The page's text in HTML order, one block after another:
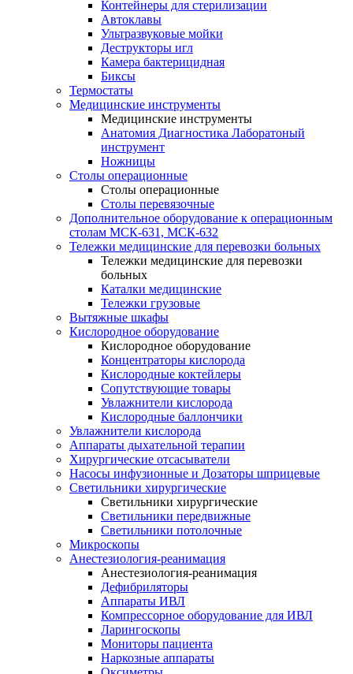
Контейнеры для стерилизации
Автоклавы
Ультразвуковые мойки
Деструкторы игл
Камера бактерицидная
Биксы
Термостаты
Медицинские инструменты
Медицинские инструменты
Анатомия Диагностика Лаборатоный
инструмент
Ножницы
Столы операционные
Столы операционные
Столы перевязочные
Дополнительное оборудование к операционным
столам МСК-631, МСК-632
Тележки медицинские для перевозки больных
Тележки медицинские для перевозки
больных
Каталки медицинские
Тележки грузовые
Вытяжные шкафы
Кислородное оборудование
Кислородное оборудование
Концентраторы кислорода
Кислородные коктейлеры
Сопутствующие товары
Увлажнители кислорода
Кислородные баллончики
Увлажнители кислорода
Аппараты дыхательной терапии
Хирургические отсасыватели
Насосы инфузионные и Дозаторы шприцевые
Светильники хирургические
Светильники хирургические
Светильники передвижные
Светильники потолочные
Микроскопы
Анестезиология-реанимация
Анестезиология-реанимация
Дефибриляторы
Аппараты ИВЛ
Компрессорное оборудование для ИВЛ
Ларингоскопы
Мониторы пациента
Наркозные аппараты